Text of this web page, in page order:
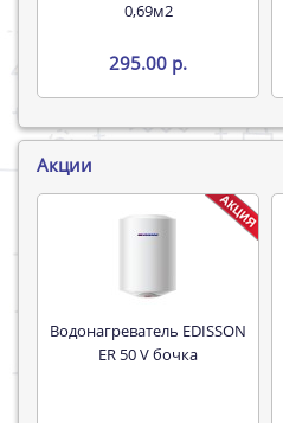
0,69м2
295.00 р.
Акции
Водонагреватель EDISSON
ER 50 V бочка